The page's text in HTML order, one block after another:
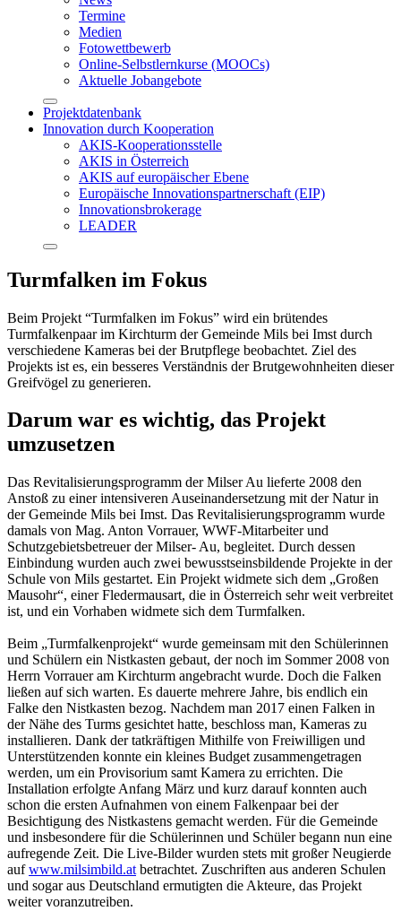
Termine
Medien
Fotowettbewerb
Online-Selbstlernkurse (MOOCs)
Aktuelle Jobangebote
Projektdatenbank
Innovation durch Kooperation
AKIS-Kooperationsstelle
AKIS in Österreich
AKIS auf europäischer Ebene
Europäische Innovationspartnerschaft (EIP)
Innovationsbrokerage
LEADER
Turmfalken im Fokus
Beim Projekt “Turmfalken im Fokus” wird ein brütendes
Turmfalkenpaar im Kirchturm der Gemeinde Mils bei Imst durch
verschiedene Kameras bei der Brutpflege beobachtet. Ziel des
Projekts ist es, ein besseres Verständnis der Brutgewohnheiten dieser
Greifvögel zu generieren.
Darum war es wichtig, das Projekt
umzusetzen
Das Revitalisierungsprogramm der Milser Au lieferte 2008 den
Anstoß zu einer intensiveren Auseinandersetzung mit der Natur in
der Gemeinde Mils bei Imst. Das Revitalisierungsprogramm wurde
damals von Mag. Anton Vorrauer, WWF-Mitarbeiter und
Schutzgebietsbetreuer der Milser- Au, begleitet. Durch dessen
Einbindung wurden auch zwei bewusstseinsbildende Projekte in der
Schule von Mils gestartet. Ein Projekt widmete sich dem „Großen
Mausohr“, einer Fledermausart, die in Österreich sehr weit verbreitet
ist, und ein Vorhaben widmete sich dem Turmfalken.
Beim „Turmfalkenprojekt“ wurde gemeinsam mit den Schülerinnen
und Schülern ein Nistkasten gebaut, der noch im Sommer 2008 von
Herrn Vorrauer am Kirchturm angebracht wurde. Doch die Falken
ließen auf sich warten. Es dauerte mehrere Jahre, bis endlich ein
Falke den Nistkasten bezog. Nachdem man 2017 einen Falken in
der Nähe des Turms gesichtet hatte, beschloss man, Kameras zu
installieren. Dank der tatkräftigen Mithilfe von Freiwilligen und
Unterstützenden konnte ein kleines Budget zusammengetragen
werden, um ein Provisorium samt Kamera zu errichten. Die
Installation erfolgte Anfang März und kurz darauf konnten auch
schon die ersten Aufnahmen von einem Falkenpaar bei der
Besichtigung des Nistkastens gemacht werden. Für die Gemeinde
und insbesondere für die Schülerinnen und Schüler begann nun eine
aufregende Zeit. Die Live-Bilder wurden stets mit großer Neugierde
aufwww.milsimbild.at betrachtet. Zuschriften aus anderen Schulen
und sogar aus Deutschland ermutigten die Akteure, das Projekt
weiter voranzutreiben.